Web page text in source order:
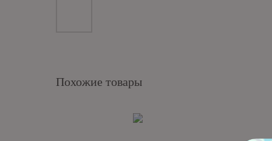
Похожие товары